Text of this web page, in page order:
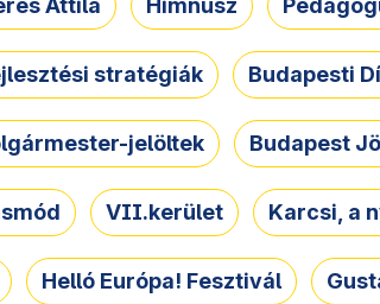
stratégiák Budapesti
jelöltek Budapest
VII.kerület Karcsi, a
Helló Európa! Fesztivál